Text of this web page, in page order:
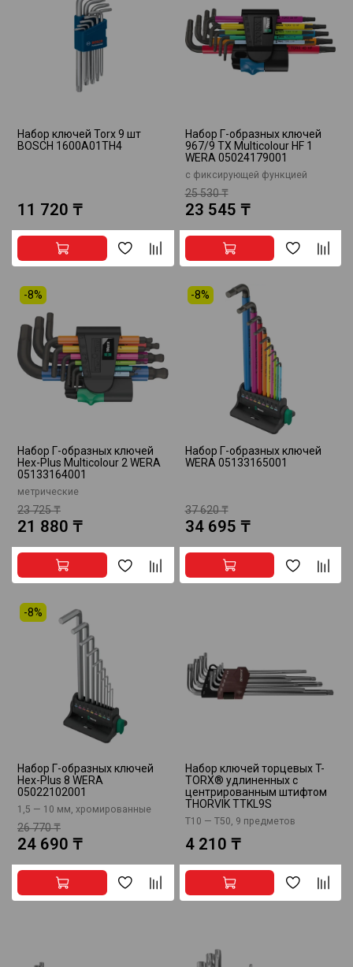
Набор ключей Torx 9 шт
BOSCH 1600A01TH4
11 720 ₸
Набор Г-образных ключей
967/9 TX Multicolour HF 1
WERA 05024179001
с фиксирующей функцией
25 530 ₸
23 545 ₸
-8%
Набор Г-образных ключей
Hex-Plus Multicolour 2 WERA
05133164001
метрические
23 725 ₸
21 880 ₸
-8%
Набор Г-образных ключей
WERA 05133165001
37 620 ₸
34 695 ₸
-8%
Набор Г-образных ключей
Hex-Plus 8 WERA
05022102001
1,5 — 10 мм, хромированные
26 770 ₸
24 690 ₸
Набор ключей торцевых T-
TORX® удлиненных с
центрированным штифтом
THORVIK TTKL9S
Т10 — T50, 9 предметов
4 210 ₸